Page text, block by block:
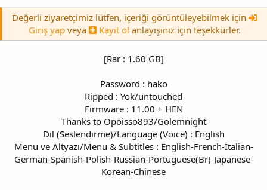
Değerli ziyaretçimiz lütfen, içeriği görüntüleyebilmek için
Giriş yap veya Kayıt ol anlayışınız için teşekkürler.
[Rar : 1.60 GB]
Password : hako
Ripped : Yok/untouched
Firmware : 11.00 + HEN
Thanks to Opoisso893/Golemnight
Dil (Seslendirme)/Language (Voice) : English
Menu ve Altyazı/Menu & Subtitles : English-French-Italian-
German-Spanish-Polish-Russian-Portuguese(Br)-Japanese-
Korean-Chinese